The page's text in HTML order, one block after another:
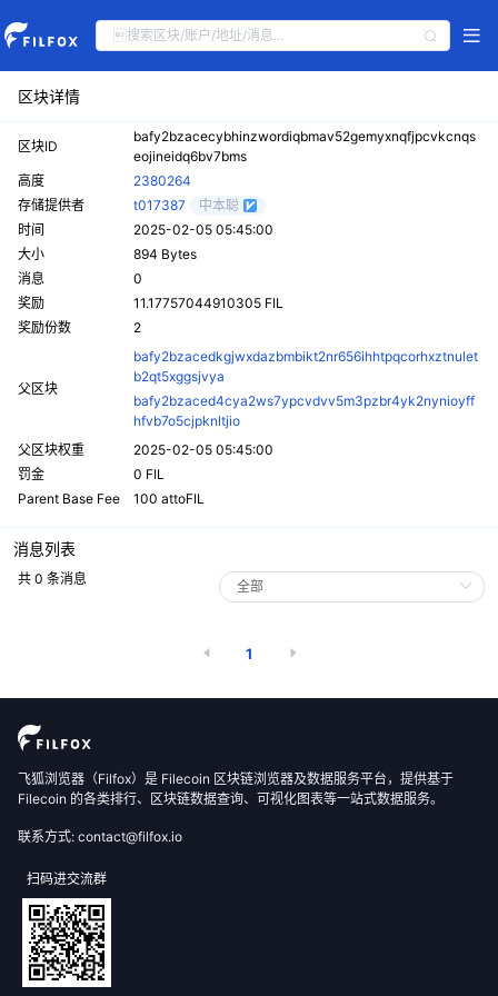
区块详情
区块ID
bafy2bzacecybhinzwordiqbmav52gemyxnqfjpcvkcnqs
eojineidq6bv7bms
高度
2380264
存储提供者
t017387
中本聪
时间
2025-02-05 05:45:00
大小
894 Bytes
消息
0
奖励
11.17757044910305 FIL
奖励份数
2
父区块
bafy2bzacedkgjwxdazbmbikt2nr656ihhtpqcorhxztnulet
b2qt5xggsjvya
bafy2bzaced4cya2ws7ypcvdvv5m3pzbr4yk2nynioyff
hfvb7o5cjpknltjio
父区块权重
2025-02-05 05:45:00
罚金
0 FIL
Parent Base Fee
100 attoFIL
消息列表
共 0 条消息
1
飞狐浏览器（Filfox）是 Filecoin 区块链浏览器及数据服务平台，提供基于
Filecoin 的各类排行、区块链数据查询、可视化图表等一站式数据服务。
联系方式: contact@filfox.io
扫码进交流群